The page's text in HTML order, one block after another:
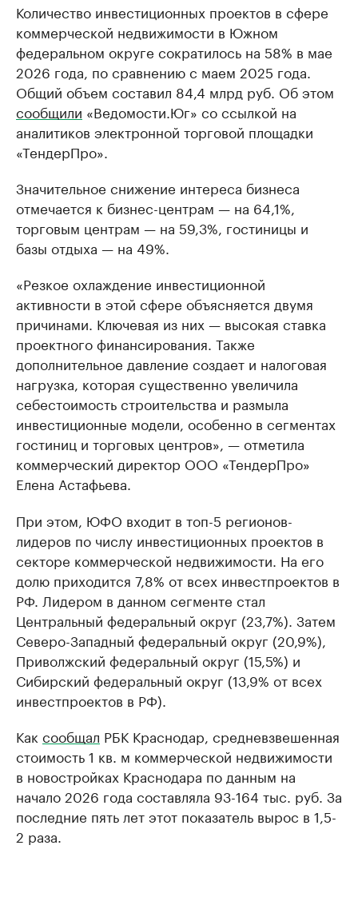
Количество инвестиционных проектов в сфере
коммерческой недвижимости в Южном
федеральном округе сократилось на 58% в мае
2026 года, по сравнению с маем 2025 года.
Общий объем составил 84,4 млрд руб. Об этом
сообщили «Ведомости.Юг» со ссылкой на
аналитиков электронной торговой площадки
«ТендерПро».
Значительное снижение интереса бизнеса
отмечается к бизнес-центрам — на 64,1%,
торговым центрам — на 59,3%, гостиницы и
базы отдыха — на 49%.
«Резкое охлаждение инвестиционной
активности в этой сфере объясняется двумя
причинами. Ключевая из них — высокая ставка
проектного финансирования. Также
дополнительное давление создает и налоговая
нагрузка, которая существенно увеличила
себестоимость строительства и размыла
инвестиционные модели, особенно в сегментах
гостиниц и торговых центров», — отметила
коммерческий директор ООО «ТендерПро»
Елена Астафьева.
При этом, ЮФО входит в топ-5 регионов-
лидеров по числу инвестиционных проектов в
секторе коммерческой недвижимости. На его
долю приходится 7,8% от всех инвестпроектов в
РФ. Лидером в данном сегменте стал
Центральный федеральный округ (23,7%). Затем
Северо-Западный федеральный округ (20,9%),
Приволжский федеральный округ (15,5%) и
Сибирский федеральный округ (13,9% от всех
инвестпроектов в РФ).
Как сообщал РБК Краснодар, средневзвешенная
стоимость 1 кв. м коммерческой недвижимости
в новостройках Краснодара по данным на
начало 2026 года составляла 93-164 тыс. руб. За
последние пять лет этот показатель вырос в 1,5-
2 раза.